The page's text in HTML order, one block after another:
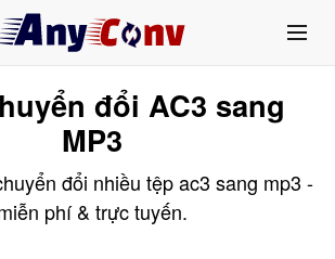
đổi AC3 sang
MP3
đổi nhiều tệp ac3 sang mp3 -
phí & trực tuyến.